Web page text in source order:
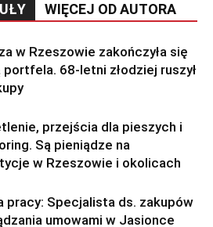
WIĘCEJ OD AUTORA
w Rzeszowie zakończyła się
68-letni złodziej ruszył
przejścia dla pieszych i
Są pieniądze na
w Rzeszowie i okolicach
pracy: Specjalista ds. zakupów
umowami w Jasionce